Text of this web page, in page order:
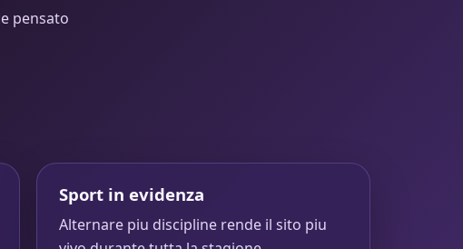
pensato
Sport in evidenza
Alternare piu discipline rende il sito piu